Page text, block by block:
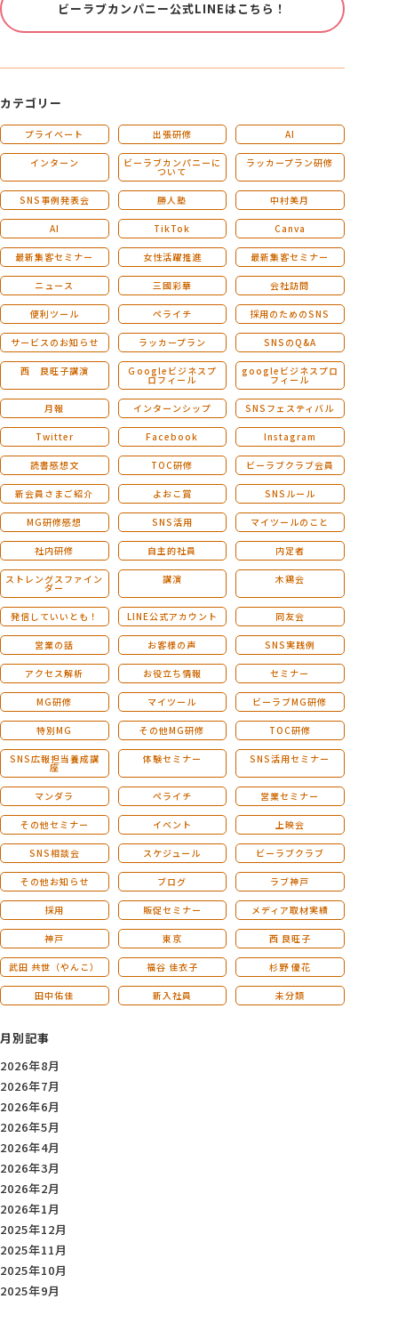
ビーラブカンパニー公式LINEはこちら！
カテゴリー
プライベート 出張研修 AI
インターン ビーラブカンパニーに
ついて
ラッカープラン研修
SNS事例発表会 勝人塾 中村美月
AI TikTok Canva
最新集客セミナー 女性活躍推進 最新集客セミナー
ニュース 三國彩華 会社訪問
便利ツール ペライチ 採用のためのSNS
サービスのお知らせ ラッカープラン SNSのQ&A
西 良旺子講演 Ｇoogleビジネスプ
ロフィール
googleビジネスプロ
フィール
月報 インターンシップ SNSフェスティバル
Twitter Facebook Instagram
読書感想文 TOC研修 ビーラブクラブ会員
新会員さまご紹介 よおこ賞 SNSルール
MG研修感想 SNS活用 マイツールのこと
社内研修 自主的社員 内定者
ストレングスファイン
ダー
講演 木鶏会
発信していいとも！ LINE公式アカウント 同友会
営業の話 お客様の声 SNS実践例
アクセス解析 お役立ち情報 セミナー
MG研修 マイツール ビーラブMG研修
特別MG その他MG研修 TOC研修
SNS広報担当養成講
座
体験セミナー SNS活用セミナー
マンダラ ペライチ 営業セミナー
その他セミナー イベント 上映会
SNS相談会 スケジュール ビーラブクラブ
その他お知らせ ブログ ラブ神戸
採用 販促セミナー メディア取材実績
神戸 東京 西 良旺子
武田 共世（やんこ） 福谷 佳衣子 杉野 優花
田中佑佳 新入社員 未分類
月別記事
2026年8月
2026年7月
2026年6月
2026年5月
2026年4月
2026年3月
2026年2月
2026年1月
2025年12月
2025年11月
2025年10月
2025年9月